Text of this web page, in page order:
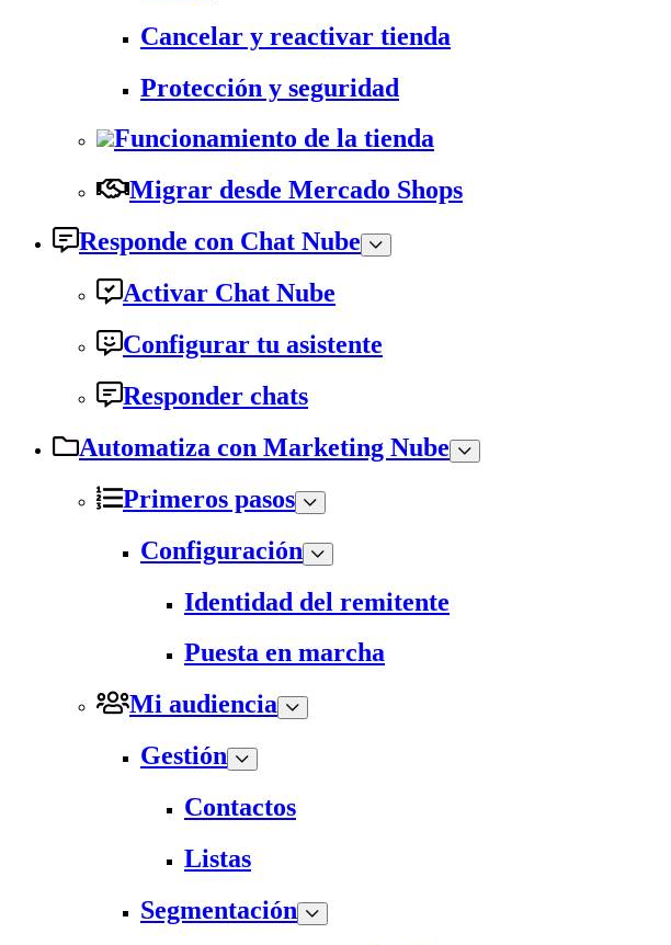
Cancelar y reactivar tienda
Protección y seguridad
Funcionamiento de la tienda
Migrar desde Mercado Shops
Responde con Chat Nube
Activar Chat Nube
Configurar tu asistente
Responder chats
Automatiza con Marketing Nube
Primeros pasos
Configuración
Identidad del remitente
Puesta en marcha
Mi audiencia
Gestión
Contactos
Listas
Segmentación